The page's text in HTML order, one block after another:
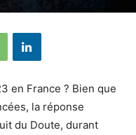
en France ? Bien que
la réponse
du Doute, durant